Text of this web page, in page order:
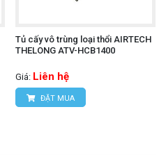
Tủ cấy vô trùng loại thổi AIRTECH
THELONG ATV-HCB1400
Giá: Liên hệ
ĐẶT MUA